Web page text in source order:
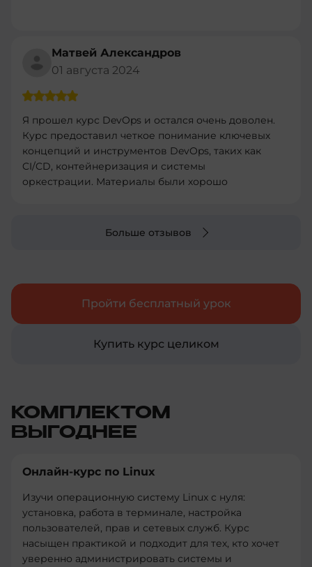
Матвей Александров
01 августа 2024
Я прошел курс DevOps и остался очень доволен.
Курс предоставил четкое понимание ключевых
концепций и инструментов DevOps, таких как
CI/CD, контейнеризация и системы
оркестрации. Материалы были хорошо
помогли закрепить теорию. Рекомендую этот
Больше отзывов
Пройти бесплатный урок
Купить курс целиком
КОМПЛЕКТОМ
ВЫГОДНЕЕ
Онлайн-курс по Linux
Изучи операционную систему Linux с нуля:
установка, работа в терминале, настройка
пользователей, прав и сетевых служб. Курс
насыщен практикой и подходит для тех, кто хочет
уверенно администрировать системы и